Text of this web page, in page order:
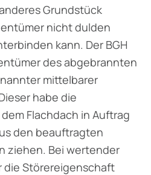
Grundstück
nicht dulden
kann. Der BGH
des abgebrannten
mittelbarer
habe die
Flachdach in Auftrag
den beauftragten
ziehen. Bei wertender
die Störereigenschaft